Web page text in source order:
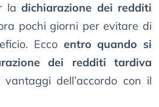
ladichiarazione dei redditi
pochi giorni per evitare di
Ecco entro quando si
dei redditi tardiva
dell’accordo con il